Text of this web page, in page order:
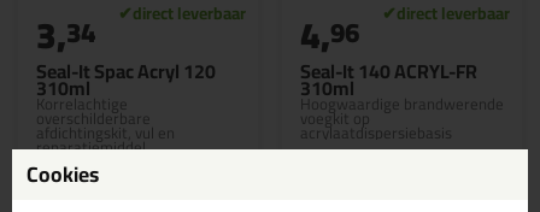
Seal-It Spac Acryl 120
310ml
Korrelachtige
overschilderbare
afdichtingskit, vul en
reparatiemiddel
3,34
Seal-It 140 ACRYL-FR
310ml
Hoogwaardige brandwerende
voegkit op
acrylaatdispersiebasis
4,96
Cookies